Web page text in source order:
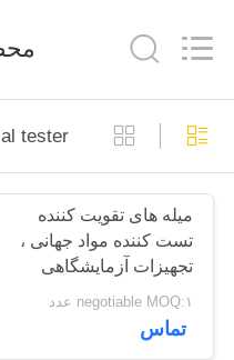
صفحه
اصلی
محصولات
فیلم
های
Co.,
Reserved.
tester
میله های تقویت کننده
تست کننده مواد جهانی ،
تجهیزات آزمایشگاهی
کششی بتن سیلندر بتن
negotiable MOQ:۱ عدد
تماس